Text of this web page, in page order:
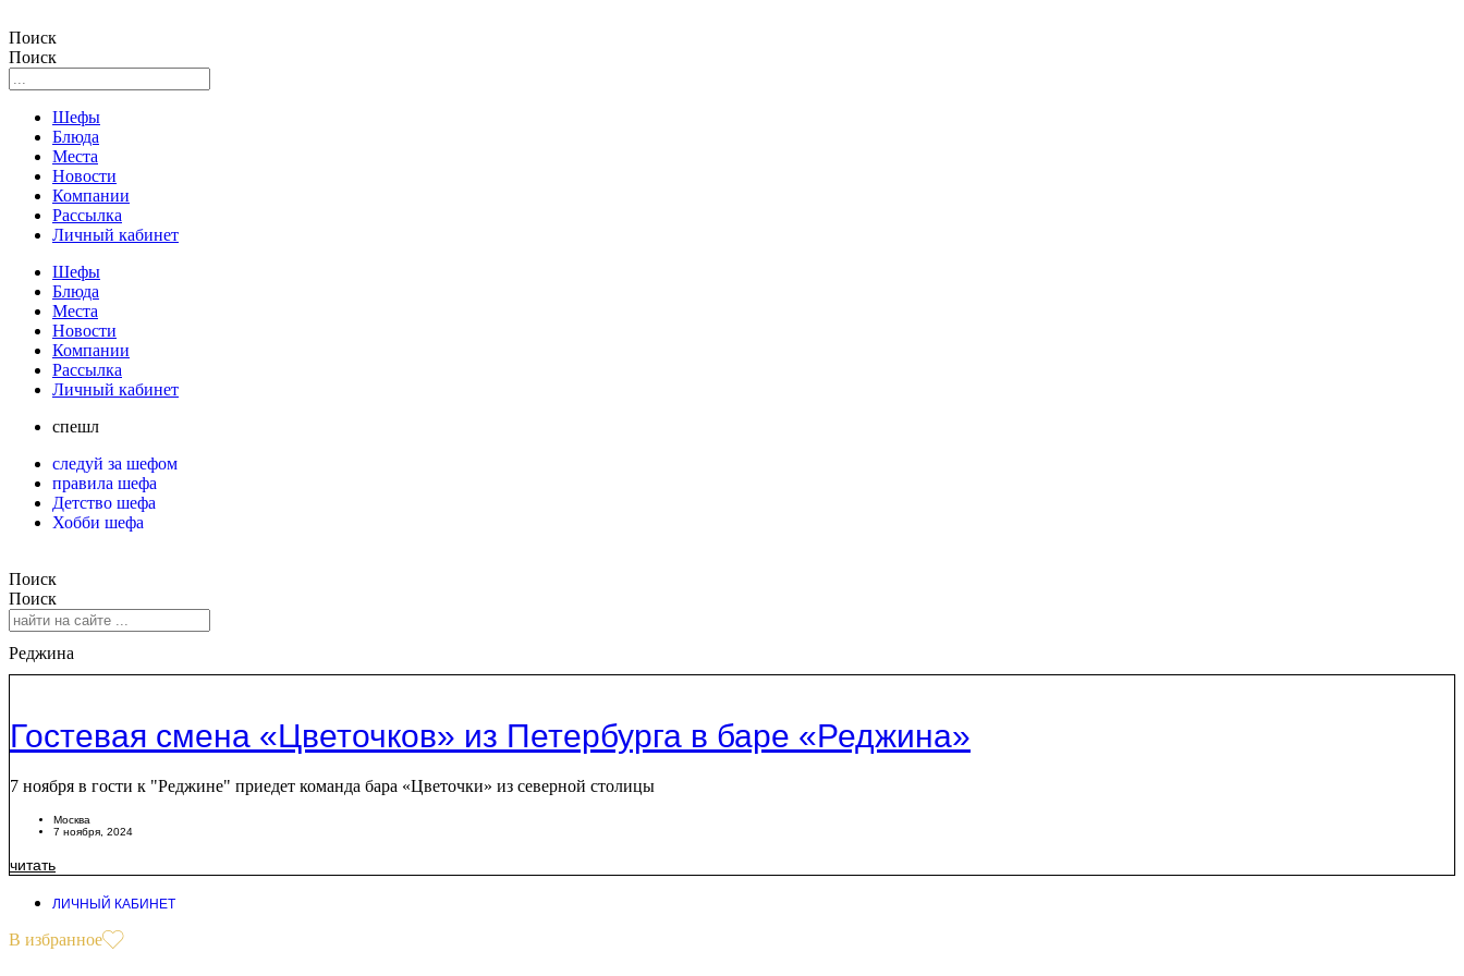
Поиск
Поиск
Шефы
Блюда
Места
Новости
Компании
Рассылка
Личный кабинет
Шефы
Блюда
Места
Новости
Компании
Рассылка
Личный кабинет
спешл
следуй за шефом
правила шефа
Детство шефа
Хобби шефа
Поиск
Поиск
Реджина
Гостевая смена «Цветочков» из Петербурга в баре «Реджина»
7 ноября в гости к "Реджине" приедет команда бара «Цветочки» из северной столицы
Москва
7 ноября, 2024
читать
ЛИЧНЫЙ КАБИНЕТ
В избранное